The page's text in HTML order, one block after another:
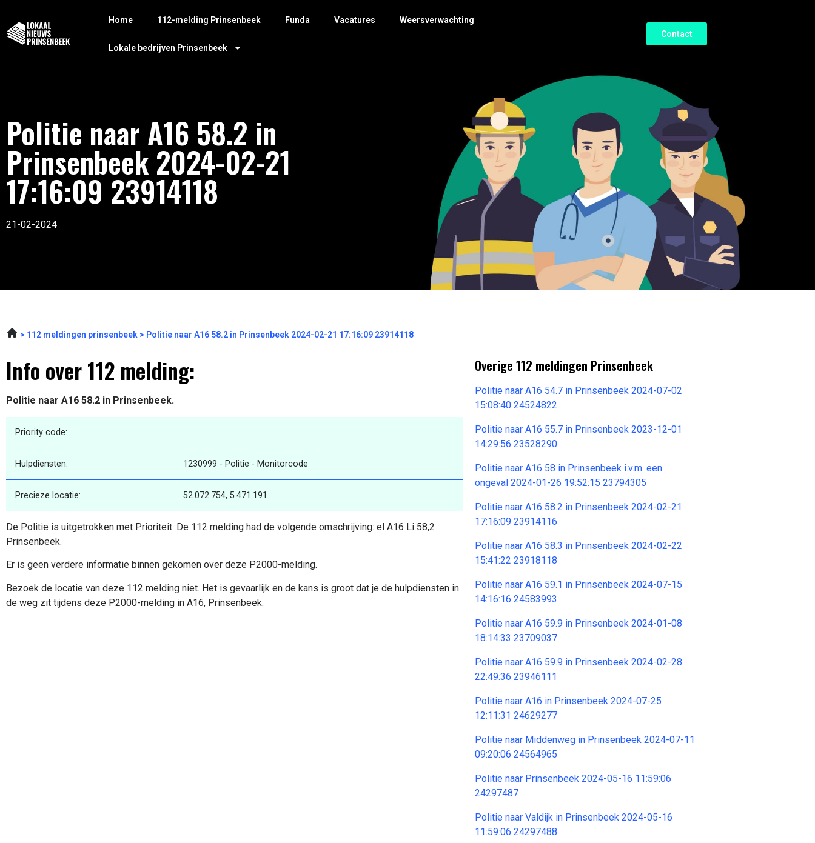
Home 112-melding Prinsenbeek Funda Vacatures Weersverwachting
Lokale bedrijven Prinsenbeek
Contact
Politie naar A16 58.2 in
Prinsenbeek 2024-02-21
17:16:09 23914118
21-02-2024
112 meldingen prinsenbeek Politie naar A16 58.2 in Prinsenbeek 2024-02-21 17:16:09 23914118
Info over 112 melding:
Politie naar A16 58.2 in Prinsenbeek.
Priority code:
Hulpdiensten: 1230999 - Politie - Monitorcode
Precieze locatie: 52.072.754, 5.471.191
De Politie is uitgetrokken met Prioriteit. De 112 melding had de volgende omschrijving: el A16 Li 58,2
Prinsenbeek.
Er is geen verdere informatie binnen gekomen over deze P2000-melding.
Bezoek de locatie van deze 112 melding niet. Het is gevaarlijk en de kans is groot dat je de hulpdiensten in
de weg zit tijdens deze P2000-melding in A16, Prinsenbeek.
Overige 112 meldingen Prinsenbeek
Politie naar A16 54.7 in Prinsenbeek 2024-07-02
15:08:40 24524822
Politie naar A16 55.7 in Prinsenbeek 2023-12-01
14:29:56 23528290
Politie naar A16 58 in Prinsenbeek i.v.m. een
ongeval 2024-01-26 19:52:15 23794305
Politie naar A16 58.2 in Prinsenbeek 2024-02-21
17:16:09 23914116
Politie naar A16 58.3 in Prinsenbeek 2024-02-22
15:41:22 23918118
Politie naar A16 59.1 in Prinsenbeek 2024-07-15
14:16:16 24583993
Politie naar A16 59.9 in Prinsenbeek 2024-01-08
18:14:33 23709037
Politie naar A16 59.9 in Prinsenbeek 2024-02-28
22:49:36 23946111
Politie naar A16 in Prinsenbeek 2024-07-25
12:11:31 24629277
Politie naar Middenweg in Prinsenbeek 2024-07-11
09:20:06 24564965
Politie naar Prinsenbeek 2024-05-16 11:59:06
24297487
Politie naar Valdijk in Prinsenbeek 2024-05-16
11:59:06 24297488